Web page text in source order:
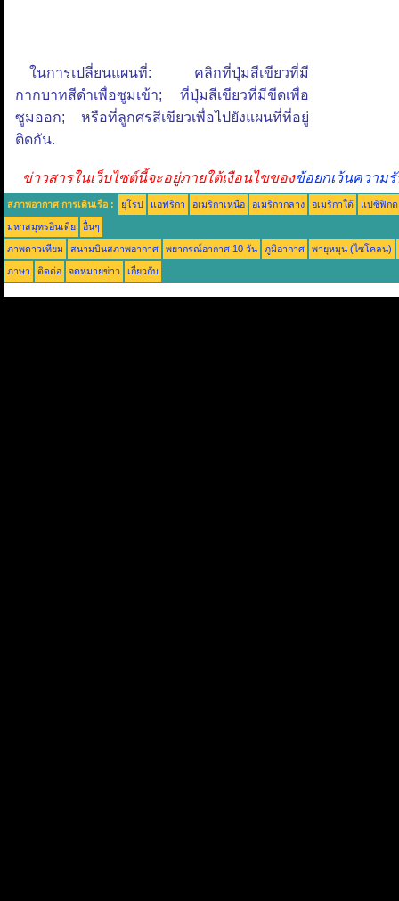
ในการเปลี่ยนแผนที่: คลิกที่ปุ่มสีเขียวที่มี
กากบาทสีดำเพื่อซูมเข้า; ที่ปุ่มสีเขียวที่มีขีดเพื่อ
ซูมออก; หรือที่ลูกศรสีเขียวเพื่อไปยังแผนที่ที่อยู่
ติดกัน.
ข่าวสารในเว็บไซต์นี้จะอยู่ภายใต้เงือนไขของข้อยกเว้นความ
สภาพอากาศ การเดินเรือ : ยุโรป แอฟริกา อเมริกาเหนือ อเมริกากลาง อเมริกาใต้ แปซิฟิกต
มหาสมุทรอินเดีย อื่นๆ
ภาพดาวเทียม สนามบินสภาพอากาศ พยากรณ์อากาศ 10 วัน ภูมิอากาศ พายุหมุน (ไซโคลน)
ภาษา ติดต่อ จดหมายข่าว เกี่ยวกับ